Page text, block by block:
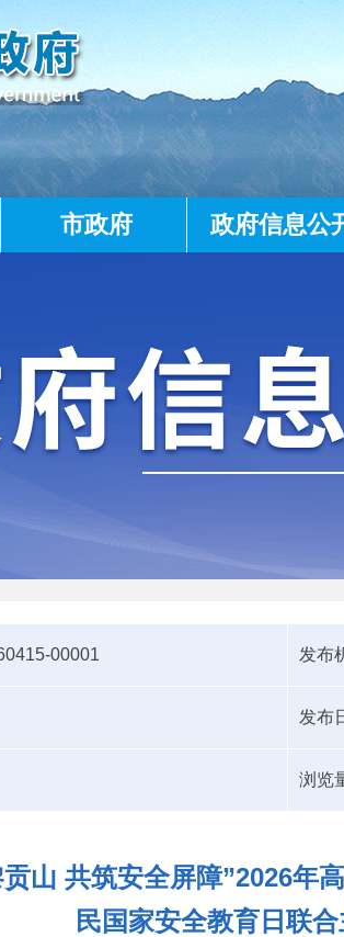
市政府 政府信息公
00001 发布
发布
浏览
山 共筑安全屏障”2026年
民国家安全教育日联